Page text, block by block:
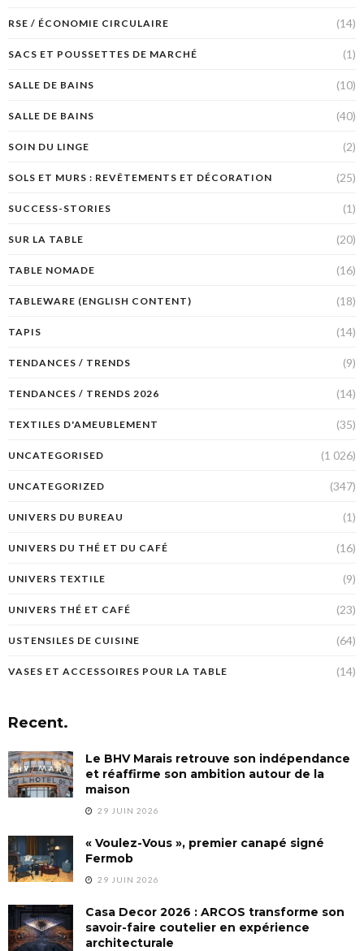
RSE / ÉCONOMIE CIRCULAIRE (14)
SACS ET POUSSETTES DE MARCHÉ (1)
SALLE DE BAINS (10)
SALLE DE BAINS (40)
SOIN DU LINGE (2)
SOLS ET MURS : REVÊTEMENTS ET DÉCORATION (25)
SUCCESS-STORIES (1)
SUR LA TABLE (20)
TABLE NOMADE (16)
TABLEWARE (ENGLISH CONTENT) (18)
TAPIS (14)
TENDANCES / TRENDS (9)
TENDANCES / TRENDS 2026 (14)
TEXTILES D'AMEUBLEMENT (35)
UNCATEGORISED (1 026)
UNCATEGORIZED (347)
UNIVERS DU BUREAU (1)
UNIVERS DU THÉ ET DU CAFÉ (16)
UNIVERS TEXTILE (9)
UNIVERS THÉ ET CAFÉ (23)
USTENSILES DE CUISINE (64)
VASES ET ACCESSOIRES POUR LA TABLE (14)
Recent.
Le BHV Marais retrouve son indépendance
et réaffirme son ambition autour de la
maison
29 JUIN 2026
« Voulez-Vous », premier canapé signé
Fermob
29 JUIN 2026
Casa Decor 2026 : ARCOS transforme son
savoir-faire coutelier en expérience
architecturale